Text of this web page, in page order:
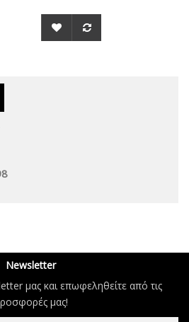
Newsletter
μας και επωφεληθείτε από τις
μας!